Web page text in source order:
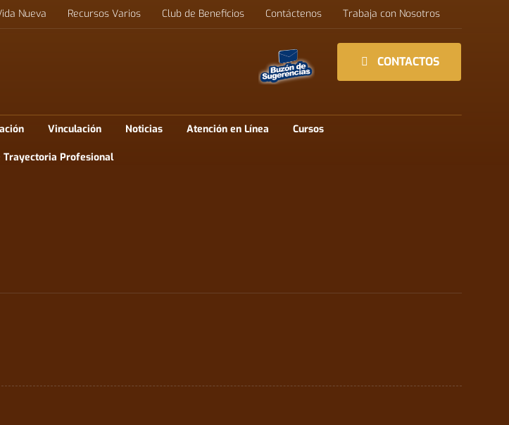
Nueva Recursos Varios Club de Beneficios Contáctenos Trabaja con Nosotros
CONTACTOS
Vinculación Noticias Atención en Línea Cursos
Trayectoria Profesional